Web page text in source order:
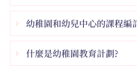
幼稚園和幼兒中心的課程編
什麼是幼稚園教育計劃?